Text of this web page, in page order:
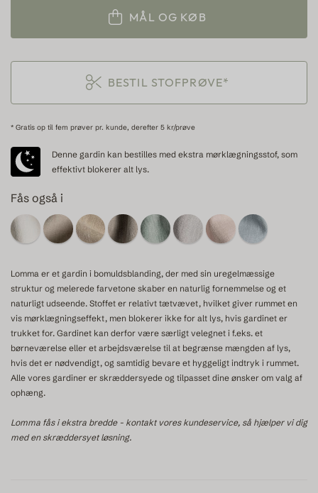
MÅL OG KØB
BESTIL STOFPRØVE*
* Gratis op til fem prøver pr. kunde, derefter 5 kr/prøve
Denne gardin kan bestilles med ekstra mørklægningsstof, som
effektivt blokerer alt lys.
Fås også i
Lomma er et gardin i bomuldsblanding, der med sin uregelmæssige
struktur og melerede farvetone skaber en naturlig fornemmelse og et
naturligt udseende. Stoffet er relativt tætvævet, hvilket giver rummet en
vis mørklægningseffekt, men blokerer ikke for alt lys, hvis gardinet er
trukket for. Gardinet kan derfor være særligt velegnet i f.eks. et
børneværelse eller et arbejdsværelse til at begrænse mængden af lys,
hvis det er nødvendigt, og samtidig bevare et hyggeligt indtryk i rummet.
Alle vores gardiner er skræddersyede og tilpasset dine ønsker om valg af
ophæng.
Lomma fås i ekstra bredde - kontakt vores kundeservice, så hjælper vi dig
med en skræddersyet løsning.